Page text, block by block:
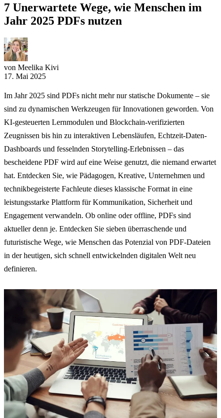
7 Unerwartete Wege, wie Menschen im
Jahr 2025 PDFs nutzen
von Meelika Kivi
17. Mai 2025
Im Jahr 2025 sind PDFs nicht mehr nur statische Dokumente – sie
sind zu dynamischen Werkzeugen für Innovationen geworden. Von
KI-gesteuerten Lernmodulen und Blockchain-verifizierten
Zeugnissen bis hin zu interaktiven Lebensläufen, Echtzeit-Daten-
Dashboards und fesselnden Storytelling-Erlebnissen – das
bescheidene PDF wird auf eine Weise genutzt, die niemand erwartet
hat. Entdecken Sie, wie Pädagogen, Kreative, Unternehmen und
technikbegeisterte Fachleute dieses klassische Format in eine
leistungsstarke Plattform für Kommunikation, Sicherheit und
Engagement verwandeln. Ob online oder offline, PDFs sind
aktueller denn je. Entdecken Sie sieben überraschende und
futuristische Wege, wie Menschen das Potenzial von PDF-Dateien
in der heutigen, sich schnell entwickelnden digitalen Welt neu
definieren.